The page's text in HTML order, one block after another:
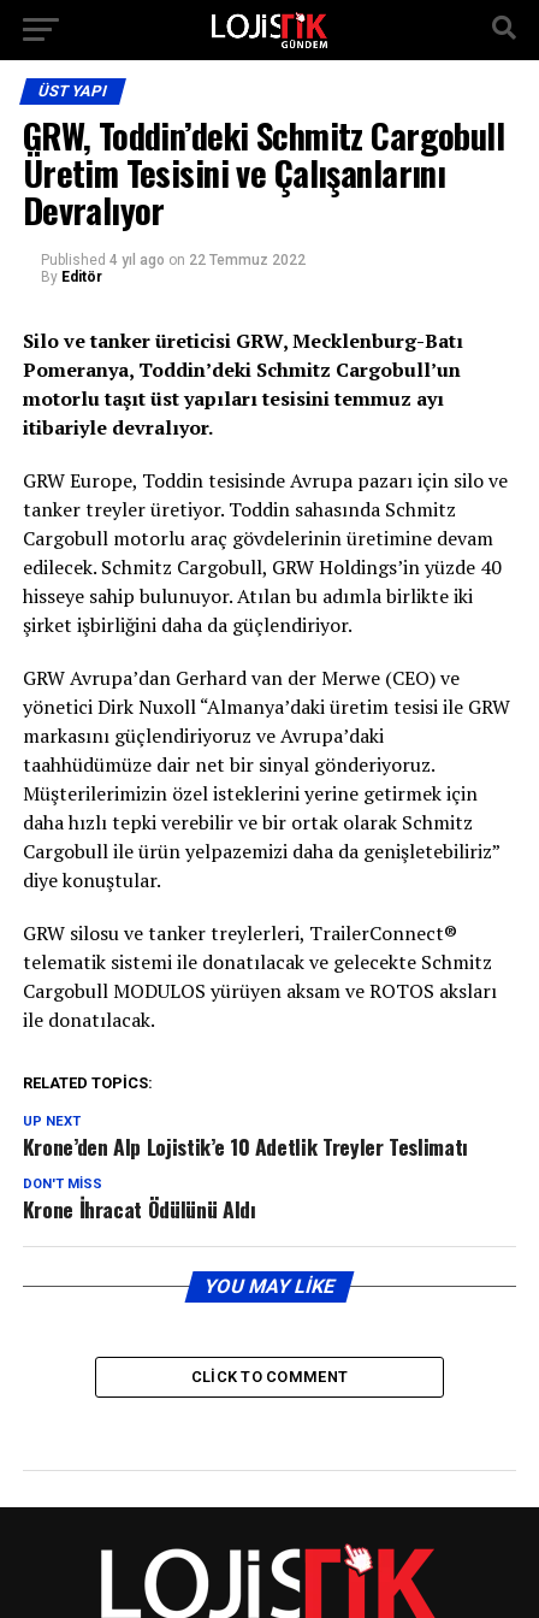
ÜST YAPI
GRW, Toddin’deki Schmitz Cargobull
Üretim Tesisini ve Çalışanlarını
Devralıyor
Published 4 yıl ago on 22 Temmuz 2022
By Editör
Silo ve tanker üreticisi GRW, Mecklenburg-Batı
Pomeranya, Toddin’deki Schmitz Cargobull’un
motorlu taşıt üst yapıları tesisini temmuz ayı
itibariyle devralıyor.
GRW Europe, Toddin tesisinde Avrupa pazarı için silo ve
tanker treyler üretiyor. Toddin sahasında Schmitz
Cargobull motorlu araç gövdelerinin üretimine devam
edilecek. Schmitz Cargobull, GRW Holdings’in yüzde 40
hisseye sahip bulunuyor. Atılan bu adımla birlikte iki
şirket işbirliğini daha da güçlendiriyor.
GRW Avrupa’dan Gerhard van der Merwe (CEO) ve
yönetici Dirk Nuxoll “Almanya’daki üretim tesisi ile GRW
markasını güçlendiriyoruz ve Avrupa’daki
taahhüdümüze dair net bir sinyal gönderiyoruz.
Müşterilerimizin özel isteklerini yerine getirmek için
daha hızlı tepki verebilir ve bir ortak olarak Schmitz
Cargobull ile ürün yelpazemizi daha da genişletebiliriz”
diye konuştular.
GRW silosu ve tanker treylerleri, TrailerConnect®
telematik sistemi ile donatılacak ve gelecekte Schmitz
Cargobull MODULOS yürüyen aksam ve ROTOS aksları
ile donatılacak.
RELATED TOPICS:
UP NEXT
Krone’den Alp Lojistik’e 10 Adetlik Treyler Teslimatı
DON'T MISS
Krone İhracat Ödülünü Aldı
YOU MAY LIKE
CLICK TO COMMENT